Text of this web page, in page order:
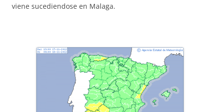
viene sucediendose en Malaga.